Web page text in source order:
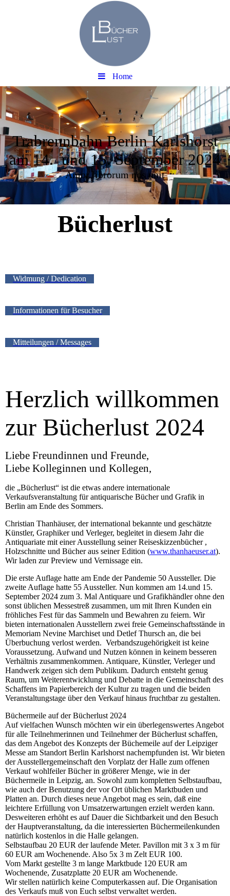
Home
Trabrennbahn Berlin Karlshorst
am 14. und 15. September 2024
Amor librorum nos unit
Bücherlust
Widmung / Dedication
Informationen für Besucher
Mitteilungen / Messages
Herzlich willkommen
zur Bücherlust 2024
Liebe Freundinnen und Freunde,
Liebe Kolleginnen und Kollegen,
die „Bücherlust“ ist die etwas andere internationale
Verkaufsveranstaltung für antiquarische Bücher und Grafik in
Berlin am Ende des Sommers.
Christian Thanhäuser, der international bekannte und geschätzte
Künstler, Graphiker und Verleger, begleitet in diesem Jahr die
Antiquariate mit einer Ausstellung seiner Reiseskizzenbücher ,
Holzschnitte und Bücher aus seiner Edition (www.thanhaeuser.at).
Wir laden zur Preview und Vernissage ein.
Die erste Auflage hatte am Ende der Pandemie 50 Aussteller. Die
zweite Auflage hatte 55 Aussteller. Nun kommen am 14.und 15.
September 2024 zum 3. Mal Antiquare und Grafikhändler ohne den
sonst üblichen Messestreß zusammen, um mit Ihren Kunden ein
fröhliches Fest für das Sammeln und Bewahren zu feiern. Wir
bieten internationalen Ausstellern zwei freie Gemeinschaftsstände in
Memoriam Nevine Marchiset und Detlef Thursch an, die bei
Überbuchung verlost werden. Verbandszugehörigkeit ist keine
Voraussetzung. Aufwand und Nutzen können in keinem besseren
Verhältnis zusammenkommen. Antiquare, Künstler, Verleger und
Handwerk zeigen sich dem Publikum. Dadurch entsteht genug
Raum, um Weiterentwicklung und Debatte in die Gemeinschaft des
Schaffens im Papierbereich der Kultur zu tragen und die beiden
Veranstaltungstage über den Verkauf hinaus fruchtbar zu gestalten.
Büchermeile auf der Bücherlust 2024
Auf vielfachen Wunsch möchten wir ein überlegenswertes Angebot
für alle Teilnehmerinnen und Teilnehmer der Bücherlust schaffen,
das dem Angebot des Konzepts der Büchemeile auf der Leipziger
Messe am Standort Berlin Karlshorst nachempfunden ist. Wir bieten
der Ausstellergemeinschaft den Vorplatz der Halle zum offenen
Verkauf wohlfeiler Bücher in größerer Menge, wie in der
Büchermeile in Leipzig, an. Sowohl zum kompletten Selbstaufbau,
wie auch der Benutzung der vor Ort üblichen Marktbuden und
Platten an. Durch dieses neue Angebot mag es sein, daß eine
leichtere Erfüllung von Umsatzerwartungen erzielt werden kann.
Desweiteren erhöht es auf Dauer die Sichtbarkeit und den Besuch
der Hauptveranstaltung, da die interessierten Büchermeilenkunden
natürlich kostenlos in die Halle gelangen.
Selbstaufbau 20 EUR der laufende Meter. Pavillon mit 3 x 3 m für
60 EUR am Wochenende. Also 5x 3 m Zelt EUR 100.
Vom Markt gestellte 3 m lange Marktbude 120 EUR am
Wochenende, Zusatzplatte 20 EUR am Wochenende.
Wir stellen natürlich keine Computerkassen auf. Die Organisation
des Verkaufs muß von Euch selbst verwaltet werden.